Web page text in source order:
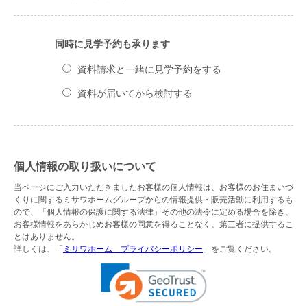
同時に見学予約も承ります
資料請求と一緒に見学予約をする
資料が届いてから検討する
個人情報の取り扱いについて
当ページにご入力いただきましたお客様の個人情報は、お客様のお住まいづ
くりに関するミサワホームグループからの情報提供・販売活動に利用するも
ので、「個人情報の保護に関する法律」その他の法令に定める場合を除き、
お客様情報をあらかじめお客様の同意を得ることなく、第三者に提供するこ
とはありません。
詳しくは、「 ミサワホーム プライバシーポリシー 」をご覧ください。